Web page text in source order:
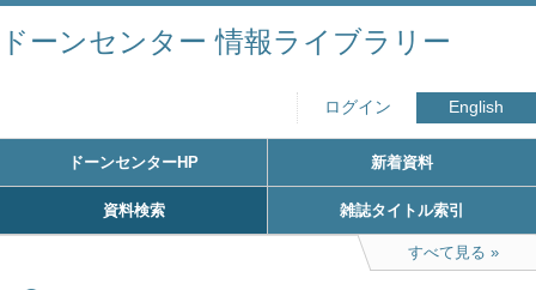
ドーンセンター 情報ライブラリー
ログイン English
ドーンセンターHP 新着資料
資料検索 雑誌タイトル索引
すべて見る